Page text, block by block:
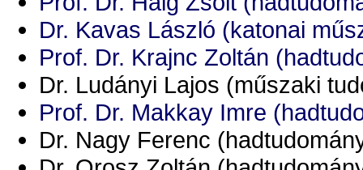
Dr. Kavas László (katonai
Prof. Dr. Krajnc Zoltán
Dr. Ludányi Lajos (műszaki
Prof. Dr. Makkay Imre
Dr. Nagy Ferenc